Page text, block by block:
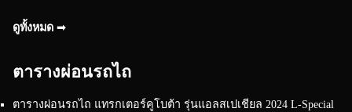
ดูทั้งหมด ➟
ตารางผ่อนรถไถ
ตารางผ่อนรถไถ แทรกเตอร์คูโบต้า รุ่นแอลสเปเชียล 2024 L-Special